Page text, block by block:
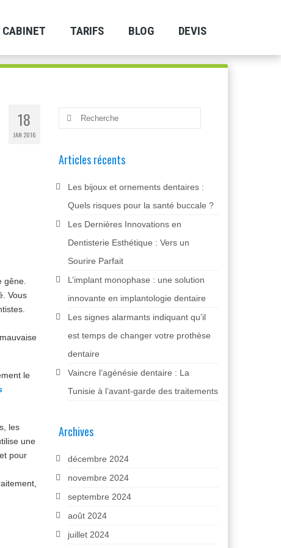
CABINET TARIFS BLOG DEVIS
18
JAN 2016
gêne.
Vous
le
les
une
pour
Rechercher
:
Articles récents
Les bijoux et ornements dentaires :
Quels risques pour la santé buccale ?
Les Dernières Innovations en
Dentisterie Esthétique : Vers un
Sourire Parfait
L’implant monophase : une solution
innovante en implantologie dentaire
Les signes alarmants indiquant qu’il
est temps de changer votre prothèse
dentaire
Vaincre l’agénésie dentaire : La
Tunisie à l’avant-garde des traitements
Archives
décembre 2024
novembre 2024
septembre 2024
août 2024
juillet 2024